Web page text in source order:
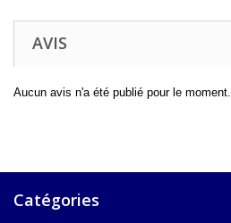
AVIS
Aucun avis n'a été publié pour le moment.
Catégories